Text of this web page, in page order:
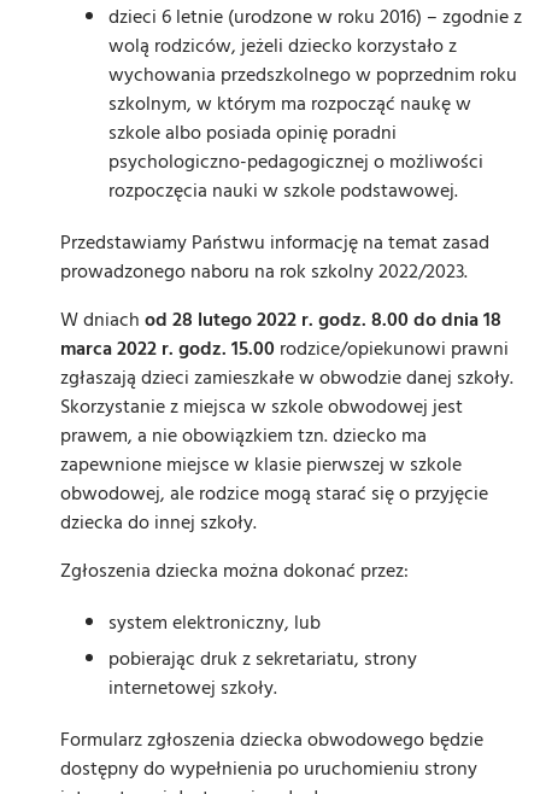
dzieci 6 letnie (urodzone w roku 2016) – zgodnie z
wolą rodziców, jeżeli dziecko korzystało z
wychowania przedszkolnego w poprzednim roku
szkolnym, w którym ma rozpocząć naukę w
szkole albo posiada opinię poradni
psychologiczno-pedagogicznej o możliwości
rozpoczęcia nauki w szkole podstawowej.
Przedstawiamy Państwu informację na temat zasad
prowadzonego naboru na rok szkolny 2022/2023.
W dniach od 28 lutego 2022 r. godz. 8.00 do dnia 18
marca 2022 r. godz. 15.00 rodzice/opiekunowi prawni
zgłaszają dzieci zamieszkałe w obwodzie danej szkoły.
Skorzystanie z miejsca w szkole obwodowej jest
prawem, a nie obowiązkiem tzn. dziecko ma
zapewnione miejsce w klasie pierwszej w szkole
obwodowej, ale rodzice mogą starać się o przyjęcie
dziecka do innej szkoły.
Zgłoszenia dziecka można dokonać przez:
system elektroniczny, lub
pobierając druk z sekretariatu, strony
internetowej szkoły.
Formularz zgłoszenia dziecka obwodowego będzie
dostępny do wypełnienia po uruchomieniu strony